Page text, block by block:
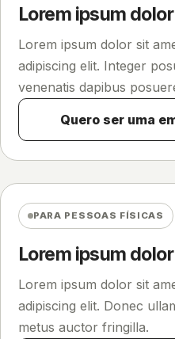
Lorem ipsum
Lorem ipsum dolor sit
adipiscing elit. Integer
venenatis dapibus
Quero ser uma
PARA PESSOAS FÍSICAS
Lorem ipsum
Lorem ipsum dolor sit
adipiscing elit. Donec
metus auctor fringilla.